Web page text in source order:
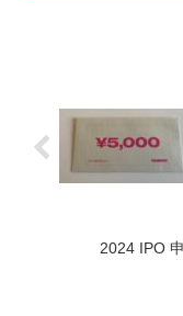
2024 IPO